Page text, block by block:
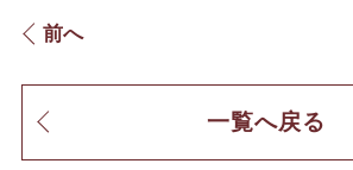
前へ
一覧へ戻る